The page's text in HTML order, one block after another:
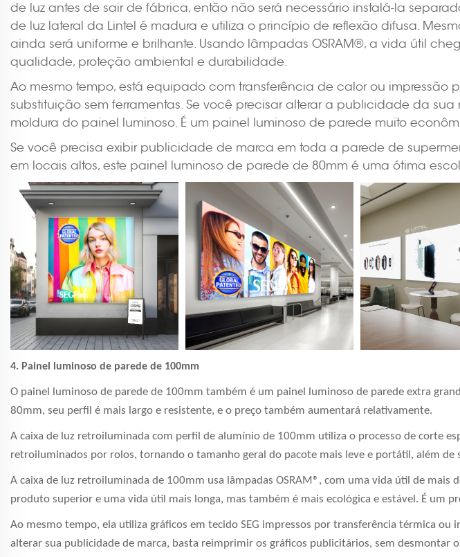
de luz antes de sair de fábrica, então não será necessário instalá-la
de luz lateral da Lintel é madura e utiliza o princípio de reflexão difusa.
ainda será uniforme e brilhante. Usando lâmpadas OSRAM®, a vida útil
qualidade, proteção ambiental e durabilidade.
Ao mesmo tempo, está equipado com transferência de calor ou impressão
substituição sem ferramentas. Se você precisar alterar a publicidade da
moldura do painel luminoso. É um painel luminoso de parede muito
Se você precisa exibir publicidade de marca em toda a parede de
em locais altos, este painel luminoso de parede de 80mm é uma ótima
4. Painel luminoso de parede de 100mm
O painel luminoso de parede de 100mm também é um painel luminoso de parede extra
80mm, seu perfil é mais largo e resistente, e o preço também aumentará relativamente.
A caixa de luz retroiluminada com perfil de alumínio de 100mm utiliza o processo de corte
retroiluminados por rolos, tornando o tamanho geral do pacote mais leve e portátil, além de
A caixa de luz retroiluminada de 100mm usa lâmpadas OSRAM®, com uma vida útil de mais
produto superior e uma vida útil mais longa, mas também é mais ecológica e estável. É um
Ao mesmo tempo, ela utiliza gráficos em tecido SEG impressos por transferência térmica
alterar sua publicidade de marca, basta reimprimir os gráficos publicitários, sem desmontar